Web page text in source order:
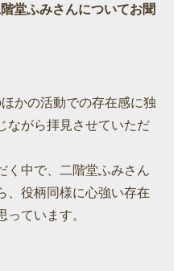
堂ふみさんについてお聞
かの活動での存在感に独
ながら拝見させていただ
く中で、二階堂ふみさん
、役柄同様に心強い存在
っています。